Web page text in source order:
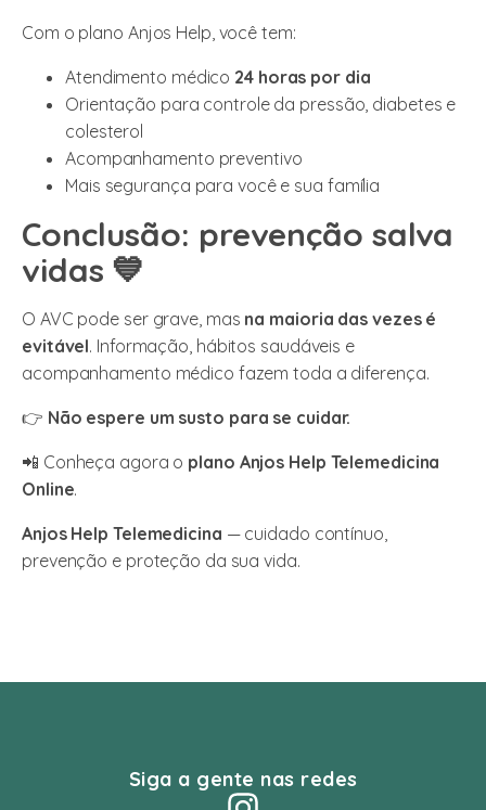
Com o plano Anjos Help, você tem:
Atendimento médico 24 horas por dia
Orientação para controle da pressão, diabetes e
colesterol
Acompanhamento preventivo
Mais segurança para você e sua família
Conclusão: prevenção salva
vidas 💙
O AVC pode ser grave, mas na maioria das vezes é
evitável. Informação, hábitos saudáveis e
acompanhamento médico fazem toda a diferença.
👉 Não espere um susto para se cuidar.
📲 Conheça agora o plano Anjos Help Telemedicina
Online.
Anjos Help Telemedicina — cuidado contínuo,
prevenção e proteção da sua vida.
Siga a gente nas redes